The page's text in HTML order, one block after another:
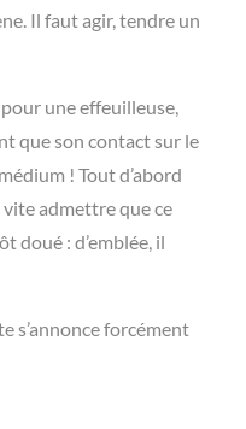
Il faut agir, tendre un
pour une effeuilleuse,
que son contact sur le
! Tout d’abord
admettre que ce
doué : d’emblée, il
s’annonce forcément